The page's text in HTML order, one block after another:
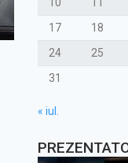
10
11
17
18
24
25
31
« iul.